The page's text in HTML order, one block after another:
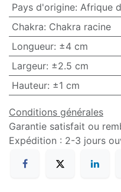
Pays d'origine: Afrique
Chakra: Chakra racine
Longueur: ±4 cm
Largeur: ±2.5 cm
Hauteur: ±1 cm
Conditions générales
Garantie satisfait ou
Expédition : 2-3 jours